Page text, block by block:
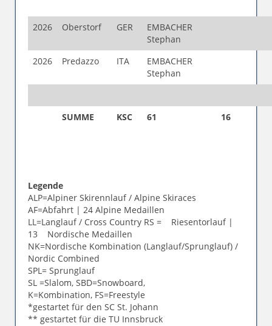
2026 Oberstorf GER
EMBACHER
Stephan
2026
Predazzo ITA
EMBACHER
Stephan
SUMME KSC 61 16
Legende
ALP=Alpiner Skirennlauf / Alpine Skiraces
AF=Abfahrt | 24 Alpine Medaillen
LL=Langlauf / Cross Country RS = Riesentorlauf |
13 Nordische Medaillen
NK=Nordische Kombination (Langlauf/Sprunglauf) /
Nordic Combined
SPL= Sprunglauf
SL =Slalom, SBD=Snowboard,
K=Kombination, FS=Freestyle
*gestartet für den SC St. Johann
** gestartet für die TU Innsbruck